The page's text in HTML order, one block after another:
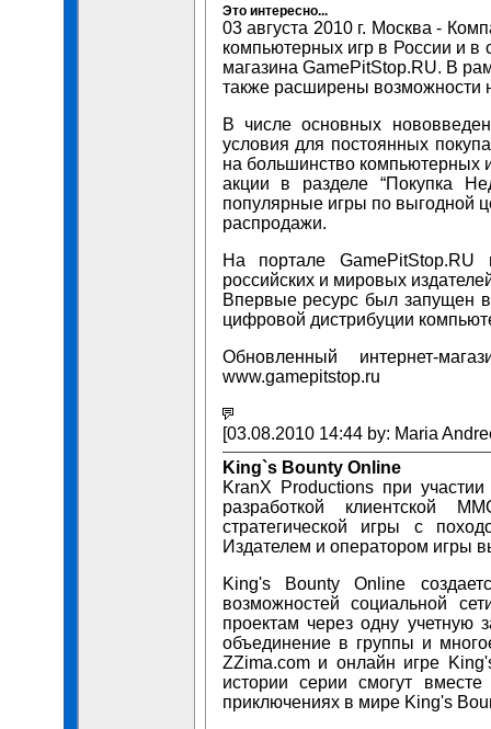
Это интересно...
03 августа 2010 г. Москва -
компьютерных игр в России и в
магазина GamePitStop.RU. В
также расширены возможности
В числе основных
условия для постоянных
на большинство компьютерных
акции в разделе “Покупка
популярные игры по выгодной
распродажи.
На портале GamePitStop.RU
российских и мировых
Впервые ресурс был запущен
цифровой дистрибуции
Обновленный интернет-
www.gamepitstop.ru
[03.08.2010 14:44 by: Maria
King`s Bounty Online
KranX Productions при
разработкой клиентской
стратегической игры с
Издателем и оператором игры
King's Bounty Online
возможностей социальной
проектам через одну учетную
объединение в группы и
ZZima.com и онлайн игре
истории серии смогут вместе
приключениях в мире King's